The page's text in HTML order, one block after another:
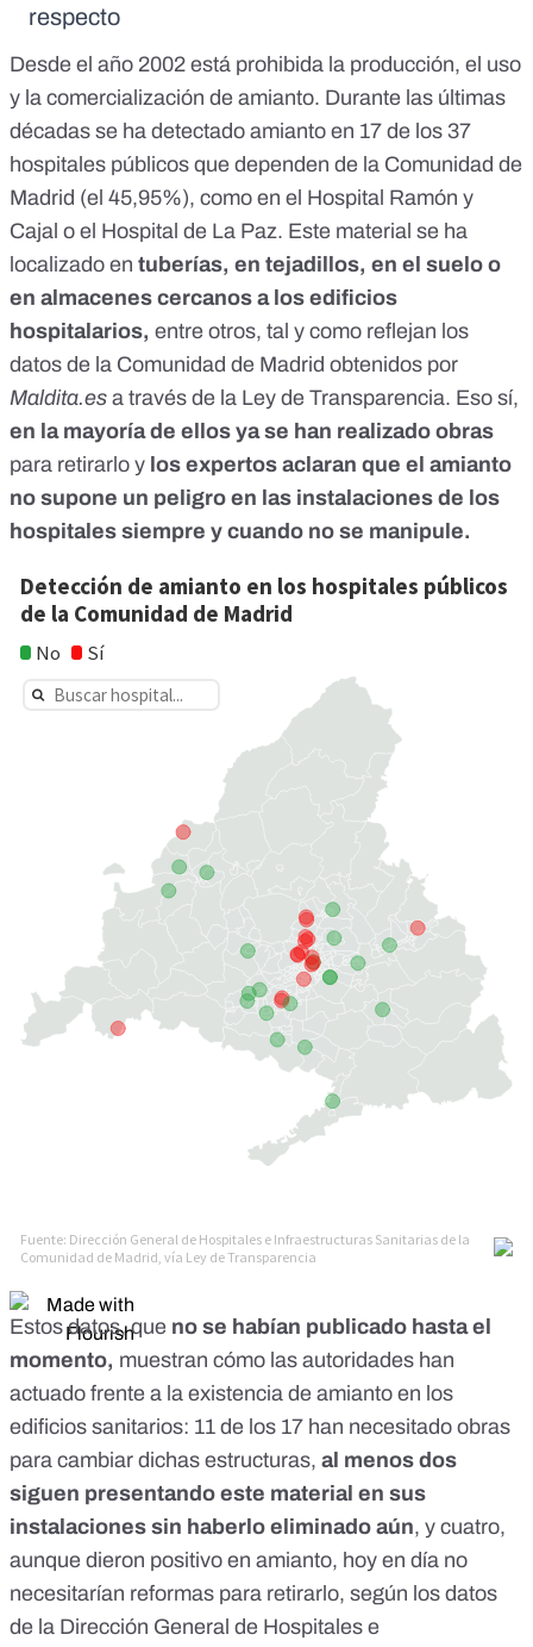
respecto
Desde el año 2002 está prohibida la producción, el uso
y la comercialización de amianto. Durante las últimas
décadas se ha detectado amianto en 17 de los 37
hospitales públicos que dependen de la Comunidad de
Madrid (el 45,95%), como en el Hospital Ramón y
Cajal o el Hospital de La Paz. Este material se ha
localizado en tuberías, en tejadillos, en el suelo o
en almacenes cercanos a los edificios
hospitalarios, entre otros, tal y como reflejan los
datos de la Comunidad de Madrid obtenidos por
Maldita.es a través de la Ley de Transparencia. Eso sí,
en la mayoría de ellos ya se han realizado obras
para retirarlo y los expertos aclaran que el amianto
no supone un peligro en las instalaciones de los
hospitales siempre y cuando no se manipule.
Estos datos, que no se habían publicado hasta el
momento, muestran cómo las autoridades han
actuado frente a la existencia de amianto en los
edificios sanitarios: 11 de los 17 han necesitado obras
para cambiar dichas estructuras, al menos dos
siguen presentando este material en sus
instalaciones sin haberlo eliminado aún, y cuatro,
aunque dieron positivo en amianto, hoy en día no
necesitarían reformas para retirarlo, según los datos
de la Dirección General de Hospitales e